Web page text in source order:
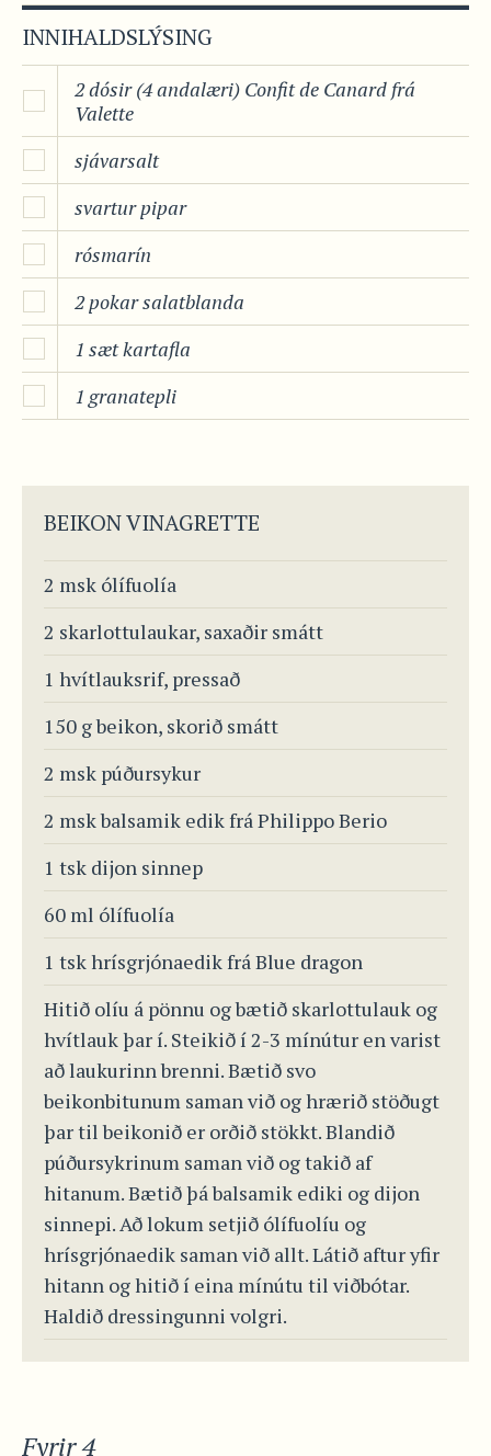
INNIHALDSLÝSING
2 dósir (4 andalæri) Confit de Canard frá
Valette
sjávarsalt
svartur pipar
rósmarín
2 pokar salatblanda
1 sæt kartafla
1 granatepli
BEIKON VINAGRETTE
2 msk ólífuolía
2 skarlottulaukar, saxaðir smátt
1 hvítlauksrif, pressað
150 g beikon, skorið smátt
2 msk púðursykur
2 msk balsamik edik frá Philippo Berio
1 tsk dijon sinnep
60 ml ólífuolía
1 tsk hrísgrjónaedik frá Blue dragon
Hitið olíu á pönnu og bætið skarlottulauk og
hvítlauk þar í. Steikið í 2-3 mínútur en varist
að laukurinn brenni. Bætið svo
beikonbitunum saman við og hrærið stöðugt
þar til beikonið er orðið stökkt. Blandið
púðursykrinum saman við og takið af
hitanum. Bætið þá balsamik ediki og dijon
sinnepi. Að lokum setjið ólífuolíu og
hrísgrjónaedik saman við allt. Látið aftur yfir
hitann og hitið í eina mínútu til viðbótar.
Haldið dressingunni volgri.
Fyrir 4